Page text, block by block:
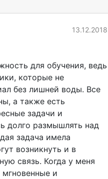
13.12.2018
для обучения, ведь
которые не
без лишней воды. Все
а также есть
задачи и
долго размышлять над
задача имела
возникнуть и в
связь. Когда у меня
и